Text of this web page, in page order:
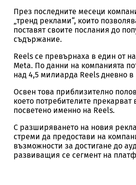
През последните месеци
„тренд реклами“, които
поставят своите послания до
съдържание.
Reels се превърнаха в един от
Meta. По данни на компанията
над 4,5 милиарда Reels дневно
Освен това приблизително
което потребителите прекарват
посветено именно на Reels.
С разширяването на новия
стреми да предостави на
възможности за достигане до
развиващия се сегмент на